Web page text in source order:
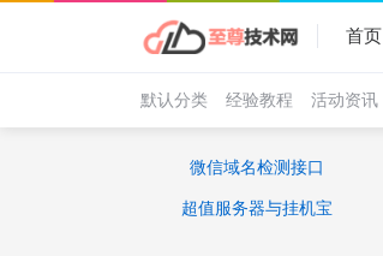
首页
默认分类 经验教程 活动资讯
微信域名检测接口
超值服务器与挂机宝